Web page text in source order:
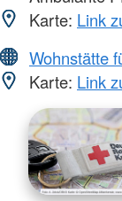
Karte: Link
Wohnstätte
Karte: Link